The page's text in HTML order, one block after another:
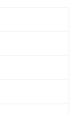
模板任你选。
实体照片书，